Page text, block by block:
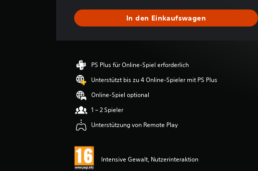
B
e
e
u
n
e
n
In den Einkaufswagen
PS Plus für Online-Spiel erforderlich
Unterstützt bis zu 4 Online-Spieler mit PS Plus
Online-Spiel optional
1 – 2 Spieler
Unterstützung von Remote Play
Intensive Gewalt, Nutzerinteraktion